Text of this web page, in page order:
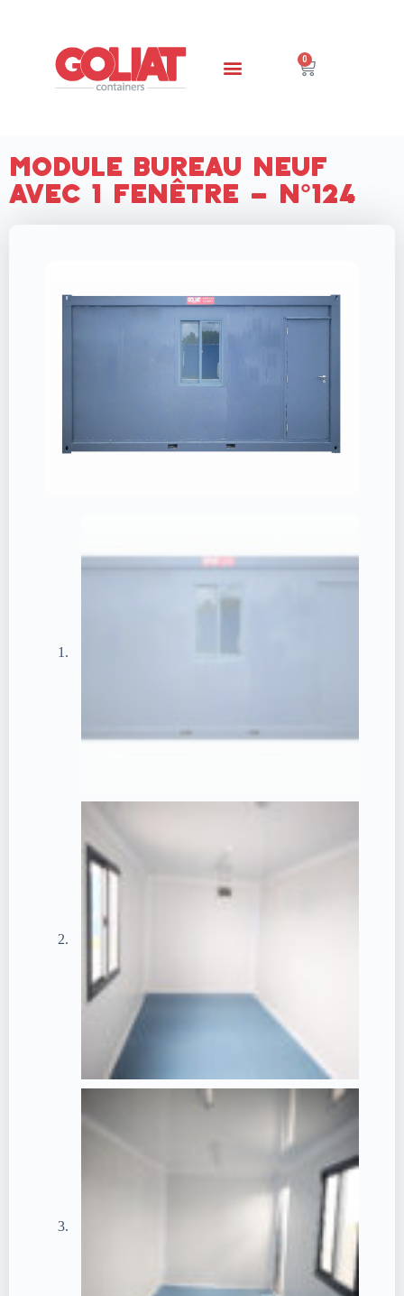
0
Module Bureau Neuf
avec 1 Fenêtre – N°124